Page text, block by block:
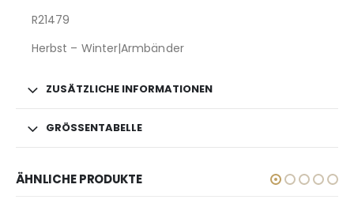
R21479
Herbst – Winter|Armbänder
ZUSÄTZLICHE INFORMATIONEN
GRÖSSENTABELLE
ÄHNLICHE PRODUKTE